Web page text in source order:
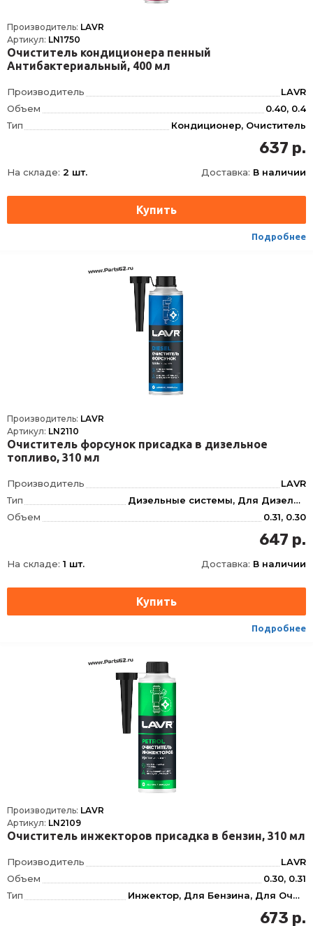
Производитель: LAVR
Артикул: LN1750
Очиститель кондиционера пенный
Антибактериальный, 400 мл
Производитель
LAVR
Объем
0.40, 0.4
Тип
Кондиционер, Очиститель
400 мл
52
Ширина
52
Условия хранения
от +5 до +25
3402500000
Толщина упаковки, мм
637 р.
На складе: 2 шт. Доставка: В наличии
Подробнее
Производитель: LAVR
Артикул: LN2110
Очиститель форсунок присадка в дизельное
топливо, 310 мл
Производитель
LAVR
Тип
Дизельные системы, Для Дизеля, Для Очистки топливной системы, Инжектор, Топливной системы
Объем
0.31, 0.30
310 мл
62
Ширина
62
Условия хранения
±30
3811900000
647 р.
На складе: 1 шт. Доставка: В наличии
Подробнее
Производитель: LAVR
Артикул: LN2109
Очиститель инжекторов присадка в бензин, 310 мл
Производитель
LAVR
Объем
0.30, 0.31
Тип
Инжектор, Для Бензина, Для Очистки топливной системы, Бензиновые системы, Топливной системы
310 мл
673 р.